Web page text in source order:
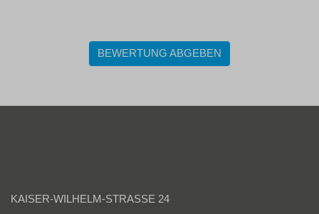
BEWERTUNG ABGEBEN
KAISER-WILHELM-STRASSE 24